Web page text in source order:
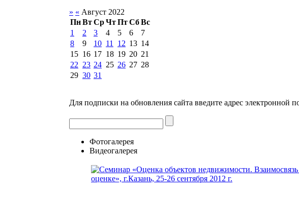
» « Август 2022
ПнВтСрЧтПтСбВс
1
2 3 4 5 6
7
8
9 10 11 12 13 14
15 16 17 18 19 20 21
22 23 24 25 26 27 28
29 30 31
Для подписки на обновления сайта введите адрес электронной
Фотогалерея
Видеогалерея